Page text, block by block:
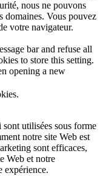
nous ne pouvons
domaines. Vous pouvez
votre navigateur.
bar and refuse all
to store this setting.
opening a new
utilisées sous forme
notre site Web est
sont efficaces,
Web et notre
expérience.